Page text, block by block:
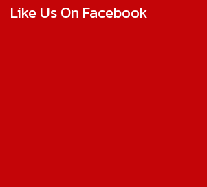
Like Us On Facebook